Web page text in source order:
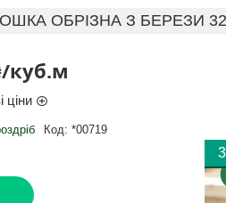
ОБРІЗНА З БЕРЕЗИ
куб.м
ціни
Код: *00719